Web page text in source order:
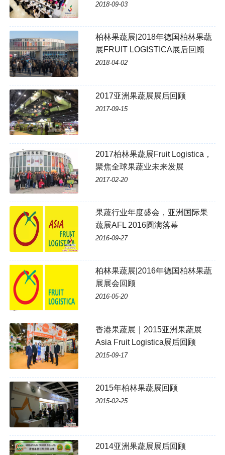
2018-09-03
柏林果蔬展|2018年德国柏林果蔬
展FRUIT LOGISTICA展后回顾
2018-04-02
2017亚洲果蔬展展后回顾
2017-09-15
2017柏林果蔬展Fruit Logistica，
聚焦全球果蔬业未来发展
2017-02-20
果蔬行业年度盛会，亚洲国际果
蔬展AFL 2016圆满落幕
2016-09-27
柏林果蔬展|2016年德国柏林果蔬
展展会回顾
2016-05-20
香港果蔬展｜2015亚洲果蔬展
Asia Fruit Logistica展后回顾
2015-09-17
2015年柏林果蔬展回顾
2015-02-25
2014亚洲果蔬展展后回顾